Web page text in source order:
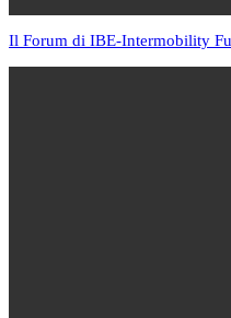
Il Forum di IBE-Intermobility